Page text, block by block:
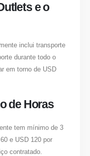
e o
inclui transporte
durante todo o
em torno de USD
de Horas
tem mínimo de 3
e USD 120 por
contratado.